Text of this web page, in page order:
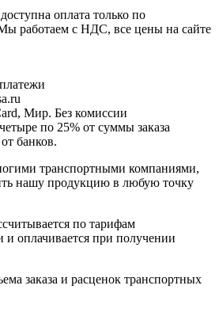
доступна оплата только по
работаем с НДС, все цены на сайте
Мир. Без комиссии
по 25% от суммы заказа
банков.
транспортными компаниями,
нашу продукцию в любую точку
по тарифам
и оплачивается при получении
заказа и расценок транспортных